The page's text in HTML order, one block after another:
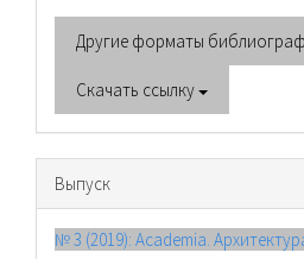
Другие форматы
Скачать ссылку
Выпуск
№ 3 (2019): Academia.